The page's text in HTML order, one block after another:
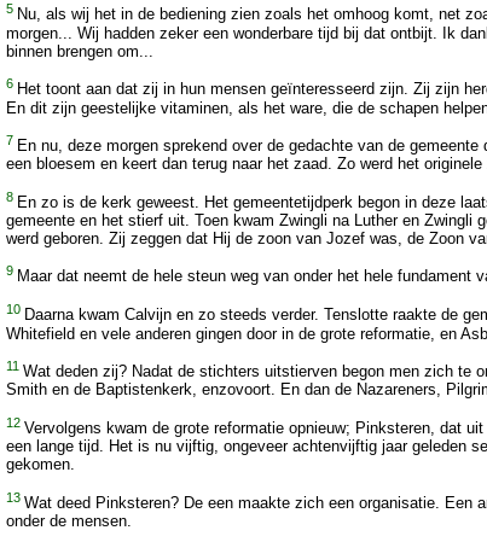
5 Nu, als wij het in de bediening zien zoals het omhoog komt, net
morgen... Wij hadden zeker een wonderbare tijd bij dat ontbijt. Ik
binnen brengen om...
6 Het toont aan dat zij in hun mensen geïnteresseerd zijn. Zij zijn
En dit zijn geestelijke vitaminen, als het ware, die de schapen
7 En nu, deze morgen sprekend over de gedachte van de
een bloesem en keert dan terug naar het zaad. Zo werd het originele
8 En zo is de kerk geweest. Het gemeentetijdperk begon in deze
gemeente en het stierf uit. Toen kwam Zwingli na Luther en
werd geboren. Zij zeggen dat Hij de zoon van Jozef was, de Zoon
9 Maar dat neemt de hele steun weg van onder het hele
10 Daarna kwam Calvijn en zo steeds verder. Tenslotte raakte de
Whitefield en vele anderen gingen door in de grote reformatie, en
11 Wat deden zij? Nadat de stichters uitstierven begon men zich te
Smith en de Baptistenkerk, enzovoort. En dan de Nazareners,
12 Vervolgens kwam de grote reformatie opnieuw; Pinksteren, dat
een lange tijd. Het is nu vijftig, ongeveer achtenvijftig jaar geleden
gekomen.
13 Wat deed Pinksteren? De een maakte zich een organisatie. Een
onder de mensen.